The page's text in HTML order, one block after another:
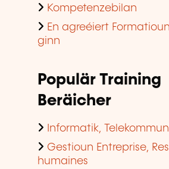
Kompetenzebilan
En agreéiert
ginn
Populär Training
Beräicher
Informatik,
Gestioun Entreprise,
humaines